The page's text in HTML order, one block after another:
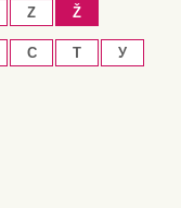
Z Ž
С Т
У